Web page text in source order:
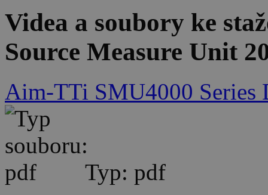
Videa a soubory ke
Source Measure Unit
Aim-TTi SMU4000 Series
Typ: pdf